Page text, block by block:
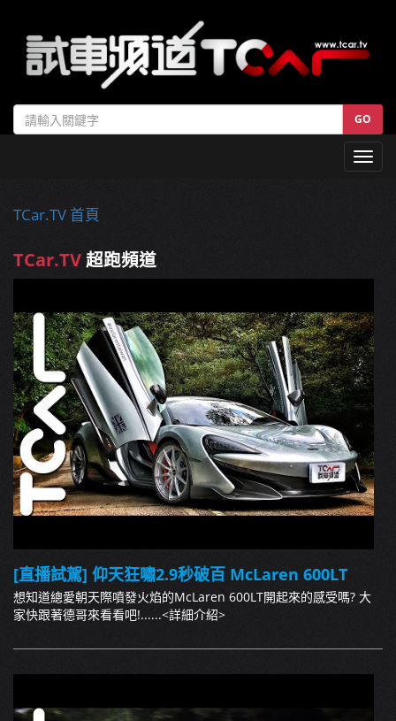
GO
TCar.TV 首頁
TCar.TV超跑頻道
[直播試駕] 仰天狂嘯2.9秒破百 McLaren 600LT
想知道總愛朝天際噴發火焰的McLaren 600LT開起來的感受嗎? 大
家快跟著德哥來看看吧!......<詳細介紹>